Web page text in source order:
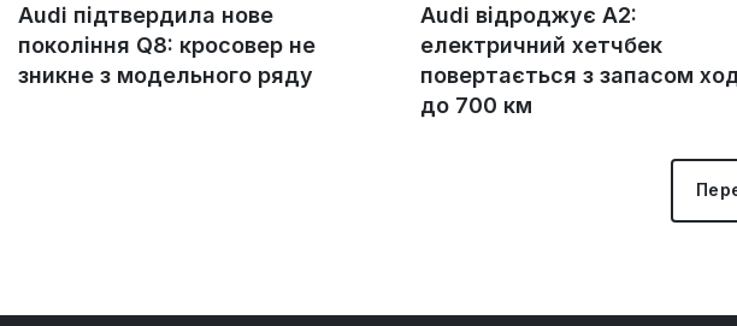
Audi підтвердила нове
покоління Q8: кросовер не
зникне з модельного ряду
Audi відроджує A2:
електричний хетчбек
повертається з запасом
до 700 км